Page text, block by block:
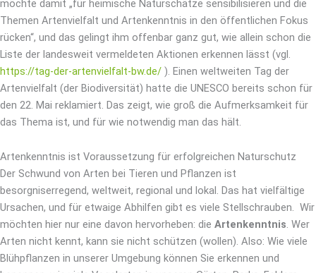
möchte damit „für heimische Naturschätze sensibilisieren und die
Themen Artenvielfalt und Artenkenntnis in den öffentlichen Fokus
rücken“, und das gelingt ihm offenbar ganz gut, wie allein schon die
Liste der landesweit vermeldeten Aktionen erkennen lässt (vgl.
https://tag-der-artenvielfalt-bw.de/ ). Einen weltweiten Tag der
Artenvielfalt (der Biodiversität) hatte die UNESCO bereits schon für
den 22. Mai reklamiert. Das zeigt, wie groß die Aufmerksamkeit für
das Thema ist, und für wie notwendig man das hält.
Artenkenntnis ist Voraussetzung für erfolgreichen Naturschutz
Der Schwund von Arten bei Tieren und Pflanzen ist
besorgniserregend, weltweit, regional und lokal. Das hat vielfältige
Ursachen, und für etwaige Abhilfen gibt es viele Stellschrauben. Wir
möchten hier nur eine davon hervorheben: die Artenkenntnis. Wer
Arten nicht kennt, kann sie nicht schützen (wollen). Also: Wie viele
Blühpflanzen in unserer Umgebung können Sie erkennen und